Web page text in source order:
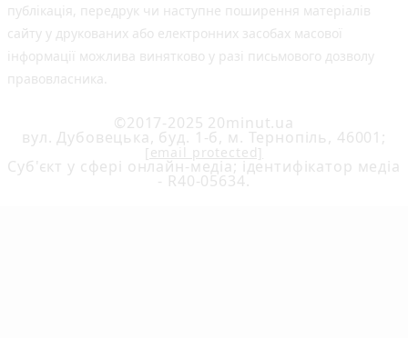
публiкацiя, передрук чи наступне поширення матеріалів
сайту у друкованих або електронних засобах масової
інформації можлива винятково у разі письмового дозволу
правовласника.
©2017-2025 20minut.ua
вул. Дубовецька, буд. 1-б, м. Тернопіль, 46001;
[email protected]
Cуб'єкт у сфері онлайн-медіа; ідентифікатор медіа
- R40-05634.